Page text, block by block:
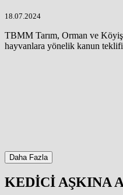
18.07.2024
TBMM Tarım, Orman ve
hayvanlara yönelik kanun
Daha Fazla
KEDİCİ AŞKINA